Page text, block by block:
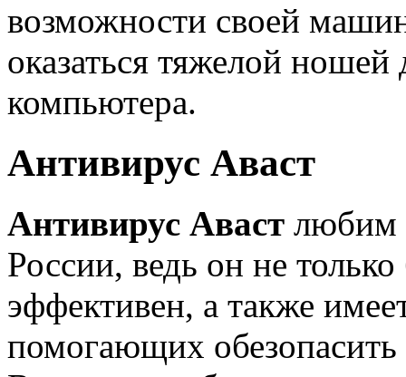
возможности своей
оказаться тяжелой ношей
компьютера.
Антивирус Аваст
Антивирус Аваст любим
России, ведь он не
эффективен, а также
помогающих